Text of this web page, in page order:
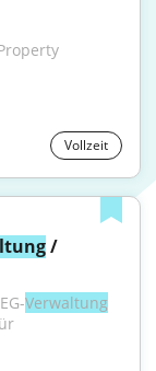
Vollzeit
/
Verwaltung